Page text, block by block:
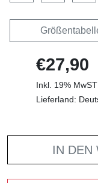
€27,90
Inkl. 19% MwST
Lieferland:
IN DEN